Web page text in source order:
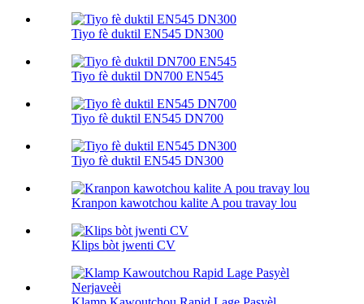
Tiyo fè duktil EN545 DN300
Tiyo fè duktil DN700 EN545
Tiyo fè duktil EN545 DN700
Tiyo fè duktil EN545 DN300
Kranpon kawotchou kalite A pou travay lou
Klips bòt jwenti CV